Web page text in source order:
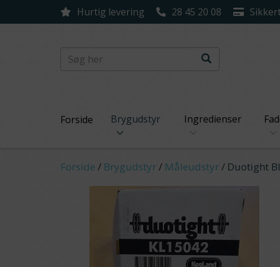
Hurtig levering 28 45 20 08
Forside Brygudstyr Ingredienser
Forside / Brygudstyr/ Måleudstyr/ Duotight